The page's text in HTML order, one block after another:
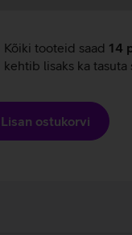
Kõiki tooteid saad 14
kehtib lisaks ka tasuta
Lisan ostukorvi